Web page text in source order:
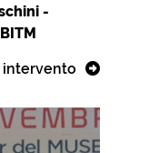
-
intervento